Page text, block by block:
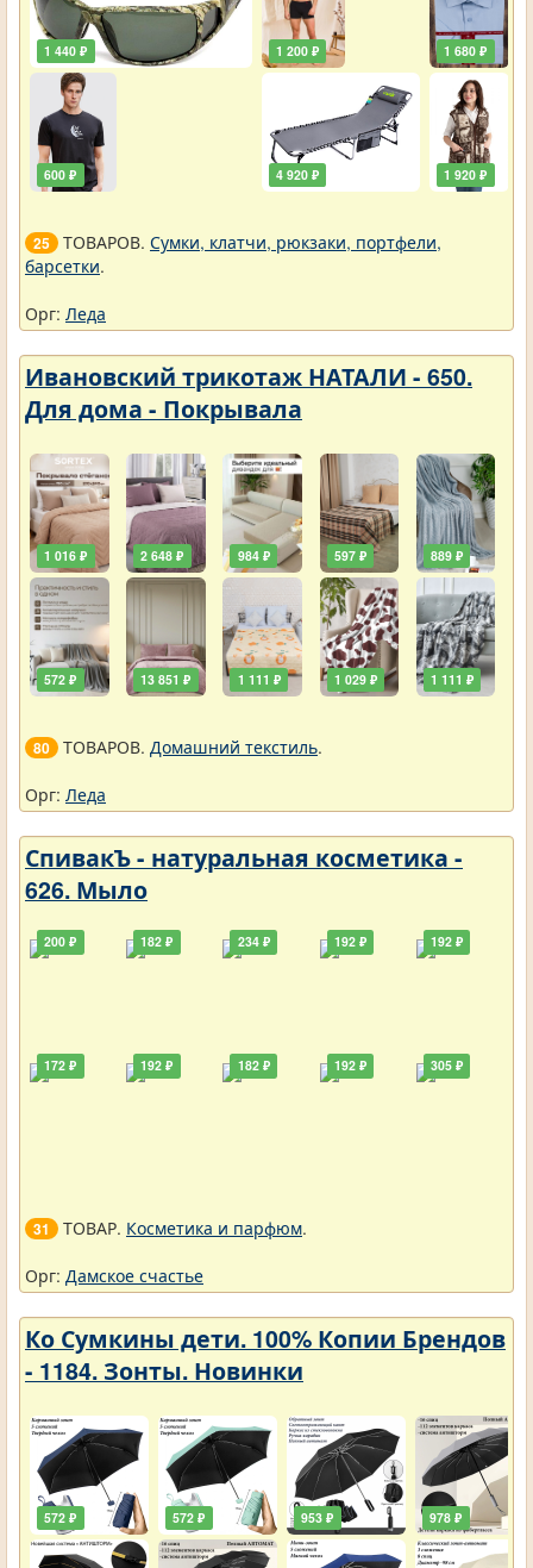
1 440 ₽
600 ₽
1 200 ₽
4 920 ₽
1 680 ₽
1 920 ₽
25 ТОВАРОВ. Сумки, клатчи, рюкзаки, портфели,
барсетки.
Орг: Леда
Ивановский трикотаж НАТАЛИ - 650.
Для дома - Покрывала
1 016 ₽
572 ₽
2 648 ₽
13 851 ₽
984 ₽
1 111 ₽
597 ₽
1 029 ₽
889 ₽
1 111 ₽
80 ТОВАРОВ. Домашний текстиль.
Орг: Леда
СпивакЪ - натуральная косметика -
626. Мыло
200 ₽
172 ₽
182 ₽
192 ₽
234 ₽
182 ₽
192 ₽
192 ₽
192 ₽
305 ₽
31 ТОВАР. Косметика и парфюм.
Орг: Дамское счастье
Ко Сумкины дети. 100% Копии Брендов
- 1184. Зонты. Новинки
572 ₽ 572 ₽ 953 ₽ 978 ₽